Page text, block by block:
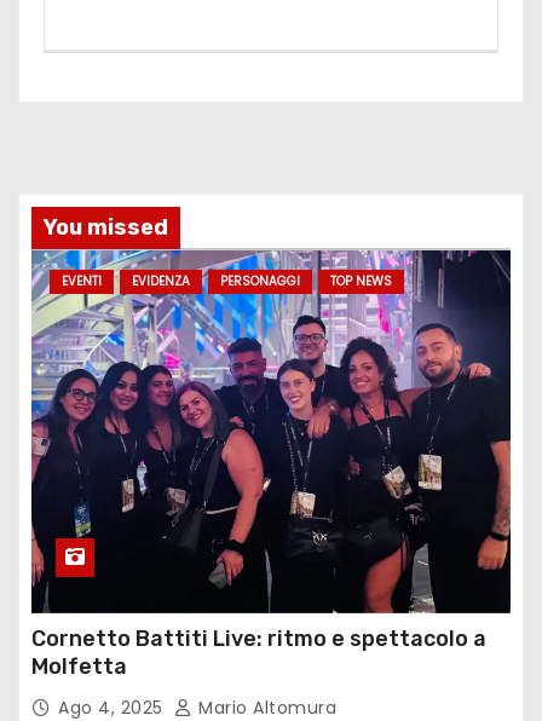
You missed
EVENTI EVIDENZA PERSONAGGI TOP NEWS
Cornetto Battiti Live: ritmo e spettacolo a
Molfetta
Ago 4, 2025 Mario Altomura